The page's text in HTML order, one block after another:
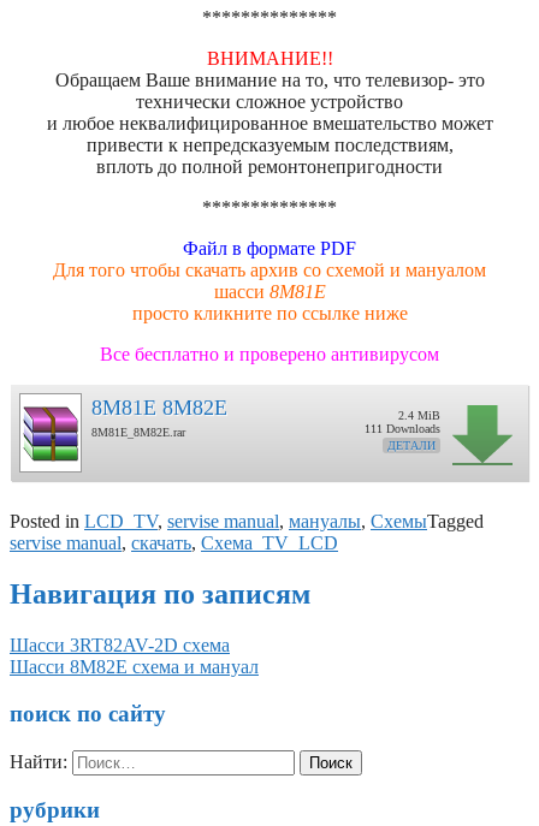
**************
ВНИМАНИЕ!!
Обращаем Ваше внимание на то, что телевизор- это
технически сложное устройство
и любое неквалифицированное вмешательство может
привести к непредсказуемым последствиям,
вплоть до полной ремонтонепригодности
**************
Файл в формате PDF
Для того чтобы скачать архив со схемой и мануалом
шасси 8M81E
просто кликните по ссылке ниже
Все бесплатно и проверено антивирусом
8M81E 8M82E
8M81E_8M82E.rar
2.4 MiB
111 Downloads
ДЕТАЛИ
Posted in LCD_TV, servise manual, мануалы, СхемыTagged
servise manual, скачать, Схема_TV_LCD
Навигация по записям
Шасси 3RT82AV-2D схема
Шасси 8M82E схема и мануал
поиск по сайту
Найти:
рубрики